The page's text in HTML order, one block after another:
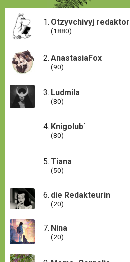
Otzyvchivyj redaktor
(1880)
AnastasiaFox
(90)
Ludmila
(80)
Knigolub`
(80)
Tiana
(50)
die Redakteurin
(20)
Nina
(20)